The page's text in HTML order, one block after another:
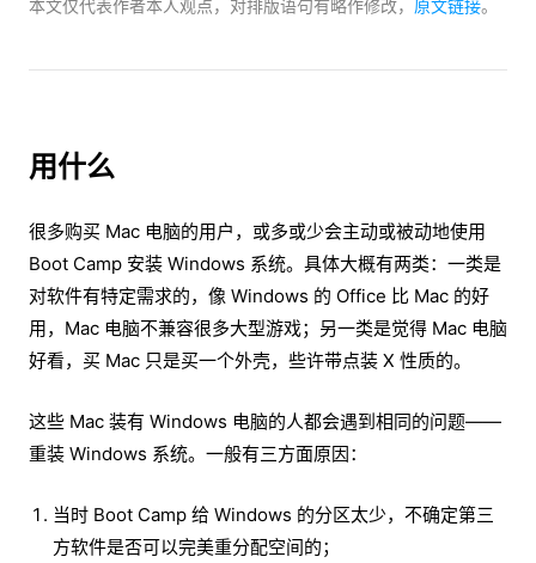
本文仅代表作者本人观点， 对排版语句有略作修改， 原文链接。
用什么
很多购买 Mac 电脑的用户，或多或少会主动或被动地使用
Boot Camp 安装 Windows 系统。具体大概有两类：一类是
对软件有特定需求的，像 Windows 的 Office 比 Mac 的好
用，Mac 电脑不兼容很多大型游戏；另一类是觉得 Mac 电脑
好看，买 Mac 只是买一个外壳，些许带点装 X 性质的。
这些 Mac 装有 Windows 电脑的人都会遇到相同的问题——
重装 Windows 系统。一般有三方面原因：
当时 Boot Camp 给 Windows 的分区太少，不确定第三
方软件是否可以完美重分配空间的；